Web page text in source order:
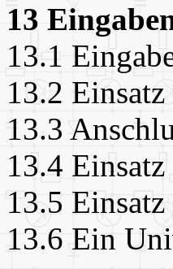
13
13.1
13.2
13.3
13.4
13.5
13.6 Ein